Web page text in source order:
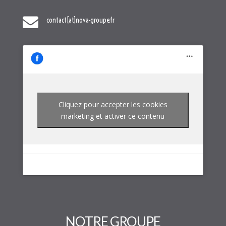
 contact[at]nova-groupe.fr
Cliquez pour accepter les cookies
marketing et activer ce contenu
NOTRE GROUPE